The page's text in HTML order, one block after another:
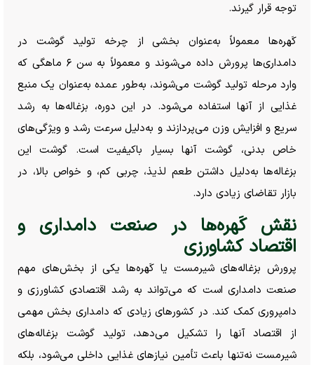
توجه قرار گیرند.
کَهره‌ها معمولاً به‌عنوان بخشی از چرخه تولید گوشت در
دامداری‌ها پرورش داده می‌شوند و معمولاً به سن ۶ ماهگی که
وارد مرحله تولید گوشت می‌شوند، به‌طور عمده به‌عنوان یک منبع
غذایی از آنها استفاده می‌شود. در این دوره، بزغاله‌ها به رشد
سریع و افزایش وزن می‌پردازند و به‌دلیل سرعت رشد و ویژگی‌های
خاص بدنی، گوشت آنها بسیار باکیفیت است. گوشت این
بزغاله‌ها به‌دلیل داشتن طعم لذیذ، چربی کم، و خواص بالا، در
بازار تقاضای زیادی دارد.
نقش کَهره‌ها در صنعت دامداری و
اقتصاد کشاورزی
پرورش بزغاله‌های شیرمست یا کَهره‌ها یکی از بخش‌های مهم
صنعت دامداری است که می‌تواند به رشد اقتصادی کشاورزی و
دامپروری کمک کند. در کشور‌های زیادی که دامداری بخش مهمی
از اقتصاد آنها را تشکیل می‌دهد، تولید گوشت بزغاله‌های
شیرمست نه‌تنها باعث تأمین نیاز‌های غذایی داخلی می‌شود، بلکه